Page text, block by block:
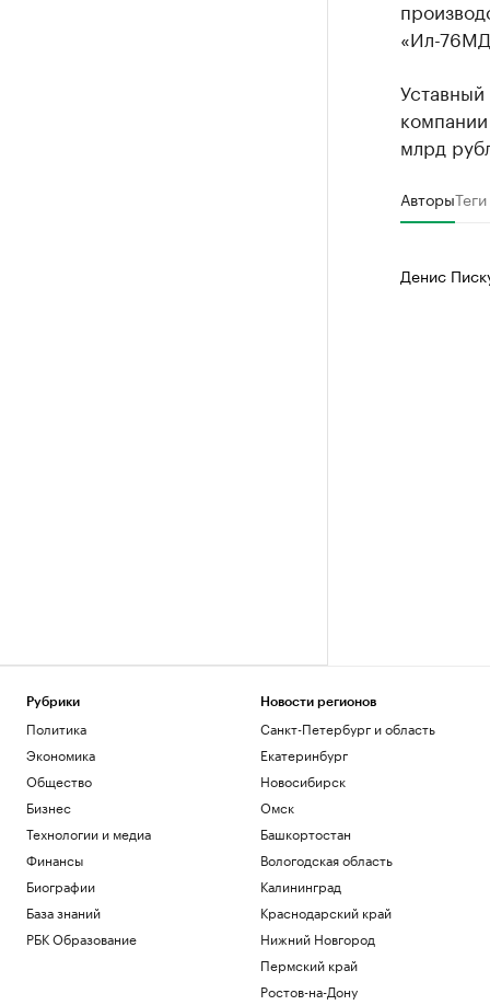
«Ил-
млрд
АвторыТеги
Денис
Рубрики
Политика
Экономика
Общество
Бизнес
Технологии и медиа
Финансы
Биографии
База знаний
РБК Образование
Новости регионов
Санкт-Петербург и область
Екатеринбург
Новосибирск
Омск
Башкортостан
Вологодская область
Калининград
Краснодарский край
Нижний Новгород
Пермский край
Ростов-на-Дону